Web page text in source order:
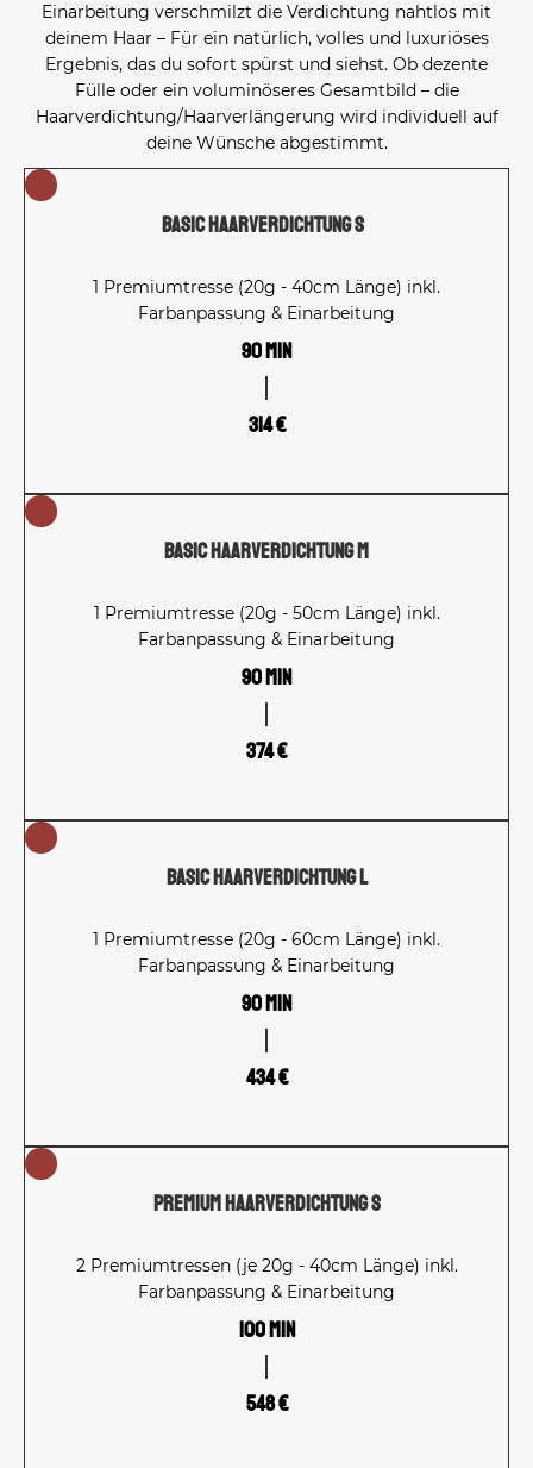
Einarbeitung verschmilzt die Verdichtung nahtlos mit
deinem Haar – Für ein natürlich, volles und luxuriöses
Ergebnis, das du sofort spürst und siehst. Ob dezente
Fülle oder ein voluminöseres Gesamtbild – die
Haarverdichtung/Haarverlängerung wird individuell auf
deine Wünsche abgestimmt.
Basic Haarverdichtung S
1 Premiumtresse (20g - 40cm Länge) inkl.
Farbanpassung & Einarbeitung
90 Min
314 €
Basic Haarverdichtung M
1 Premiumtresse (20g - 50cm Länge) inkl.
Farbanpassung & Einarbeitung
90 Min
374 €
Basic Haarverdichtung L
1 Premiumtresse (20g - 60cm Länge) inkl.
Farbanpassung & Einarbeitung
90 Min
434 €
Premium Haarverdichtung S
2 Premiumtressen (je 20g - 40cm Länge) inkl.
Farbanpassung & Einarbeitung
100 Min
548 €